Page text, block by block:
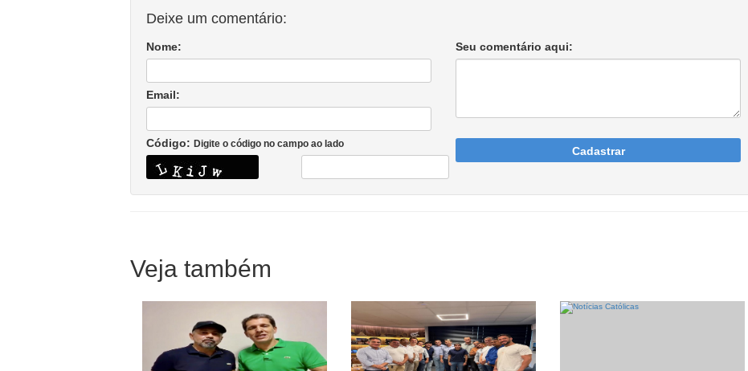
Deixe um comentário:
Nome:
Email:
Código: Digite o código no campo ao lado
Seu comentário aqui:
Cadastrar
Veja também